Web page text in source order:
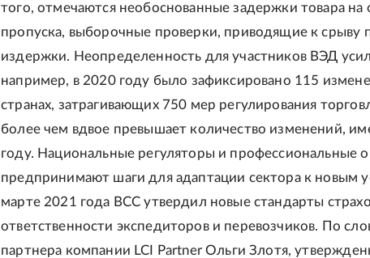
того, отмечаются необоснованные задержки товара на
пропуска, выборочные проверки, приводящие к срыву
издержки. Неопределенность для участников ВЭД
например, в 2020 году было зафиксировано 115
странах, затрагивающих 750 мер регулирования
более чем вдвое превышает количество изменений,
году. Национальные регуляторы и профессиональные
предпринимают шаги для адаптации сектора к новым
марте 2021 года ВСС утвердил новые стандарты
ответственности экспедиторов и перевозчиков. По
партнера компании LCI Partner Ольги Злотя,